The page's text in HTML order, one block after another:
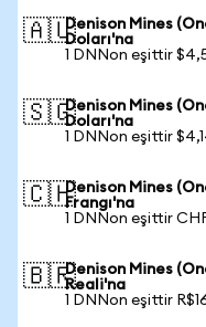
🇦🇺Denison Mines
Doları'na
1 DNNon eşittir
🇸🇬Denison Mines
Doları'na
1 DNNon eşittir
🇨🇭Denison Mines
Frangı'na
1 DNNon eşittir
🇧🇷Denison Mines
Reali'na
1 DNNon eşittir